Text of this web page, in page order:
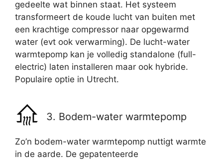
gedeelte wat binnen staat. Het systeem
transformeert de koude lucht van buiten met
een krachtige compressor naar opgewarmd
water (evt ook verwarming). De lucht-water
warmtepomp kan je volledig standalone (full-
electric) laten installeren maar ook hybride.
Populaire optie in Utrecht.
3. Bodem-water warmtepomp
Zo’n bodem-water warmtepomp nuttigt warmte
in de aarde. De gepatenteerde